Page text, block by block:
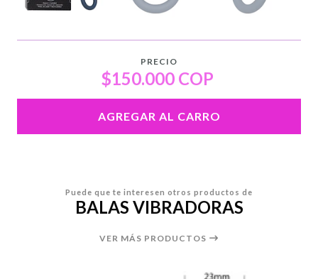
PRECIO
$150.000 COP
AGREGAR AL CARRO
Puede que te interesen otros productos de
BALAS VIBRADORAS
VER MÁS PRODUCTOS